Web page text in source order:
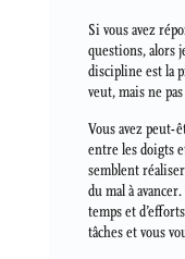
Si vous avez
questions, alors
discipline est la
veut, mais ne
Vous avez peut-
entre les doigts
semblent
du mal à
temps et
tâches et vous